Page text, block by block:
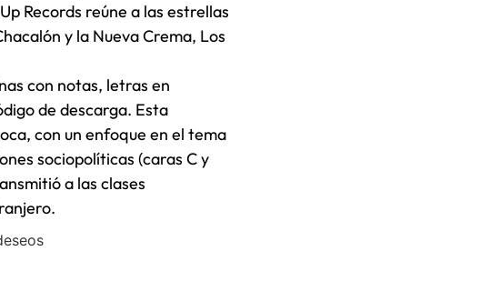
Records reúne a las estrellas
y la Nueva Crema, Los
con notas, letras en
de descarga. Esta
con un enfoque en el tema
sociopolíticas (caras C y
a las clases